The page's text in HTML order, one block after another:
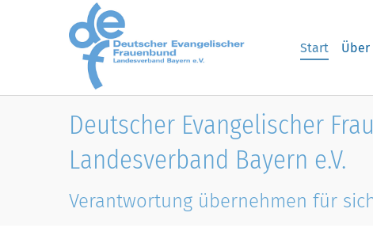
Skip to main content
Start Über
Deutscher Evangelischer
Landesverband Bayern e.V.
Verantwortung übernehmen für